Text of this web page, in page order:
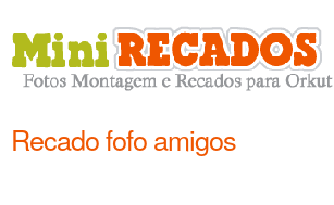
Recado fofo amigos